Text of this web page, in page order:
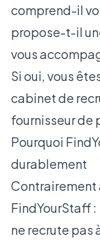
comprend-il
propose-t-il
vous
Si oui, vous
cabinet de
fournisseur de
Pourquoi
durablement
Contrairement
FindYourStaff :
ne recrute pas